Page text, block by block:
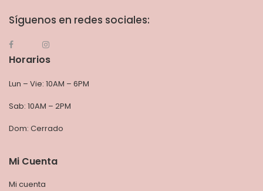
Síguenos en redes sociales:
Horarios
Lun – Vie: 10AM – 6PM
Sab: 10AM – 2PM
Dom: Cerrado
Mi Cuenta
Mi cuenta